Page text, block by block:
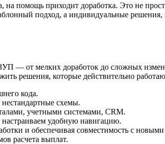
на помощь приходит доработка. Это не
подход, а индивидуальные решения,
— от мелких доработок до сложных
решения, которые действительно
кода.
схемы.
учетными системами, CRM.
удобную навигацию.
и обеспечивая совместимость с
расчета выплат.